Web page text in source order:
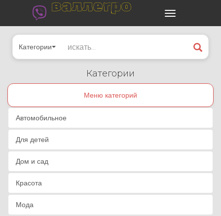
валлегро
Категории
Категории
Меню категорий
Автомобильное
Для детей
Дом и сад
Красота
Мода